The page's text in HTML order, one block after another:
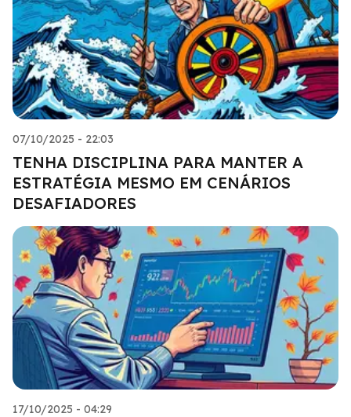
07/10/2025 - 22:03
TENHA DISCIPLINA PARA MANTER A
ESTRATÉGIA MESMO EM CENÁRIOS
DESAFIADORES
17/10/2025 - 04:29